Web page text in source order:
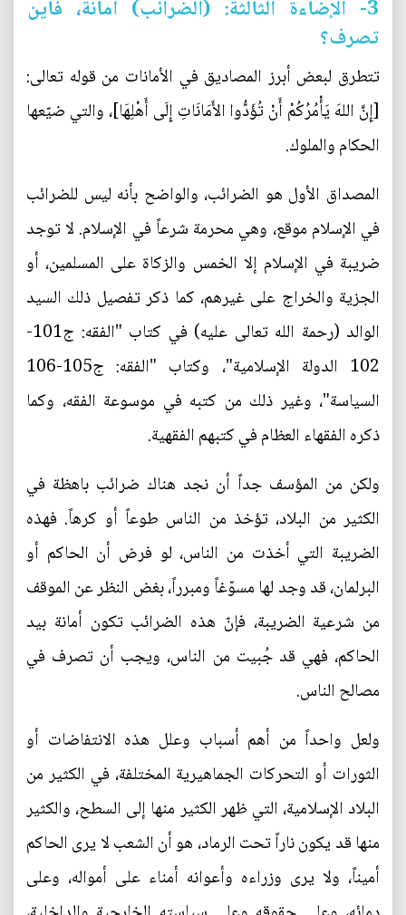
3- الإضاءة الثالثة: (الضرائب) أمانة، فأين
تصرف؟
تتطرق لبعض أبرز المصاديق في الأمانات من قوله تعالى:
[إِنَّ اللهَ يَأْمُرُكُمْ أَنْ تُؤَدُّوا الأَمَانَاتِ إِلَى أَهْلِهَا]، والتي ضيّعها
الحكام والملوك.
المصداق الأول هو الضرائب، والواضح بأنه ليس للضرائب
في الإسلام موقع، وهي محرمة شرعاً في الإسلام. لا توجد
ضريبة في الإسلام إلا الخمس والزكاة على المسلمين، أو
الجزية والخراج على غيرهم، كما ذكر تفصيل ذلك السيد
الوالد (رحمة الله تعالى عليه) في كتاب "الفقه: ج101-
102 الدولة الإسلامية"، وكتاب "الفقه: ج105-106
السياسة"، وغير ذلك من كتبه في موسوعة الفقه، وكما
ذكره الفقهاء العظام في كتبهم الفقهية.
ولكن من المؤسف جداً أن نجد هناك ضرائب باهظة في
الكثير من البلاد، تؤخذ من الناس طوعاً أو كرهاً. فهذه
الضريبة التي أخذت من الناس، لو فرض أن الحاكم أو
البرلمان، قد وجد لها مسوّغاً ومبرراً، بغض النظر عن الموقف
من شرعية الضريبة، فإنّ هذه الضرائب تكون أمانة بيد
الحاكم، فهي قد جُبيت من الناس، ويجب أن تصرف في
مصالح الناس.
ولعل واحداً من أهم أسباب وعلل هذه الانتفاضات أو
الثورات أو التحركات الجماهيرية المختلفة، في الكثير من
البلاد الإسلامية، التي ظهر الكثير منها إلى السطح، والكثير
منها قد يكون ناراً تحت الرماد، هو أن الشعب لا يرى الحاكم
أميناً، ولا يرى وزراءه وأعوانه أمناء على أمواله، وعلى